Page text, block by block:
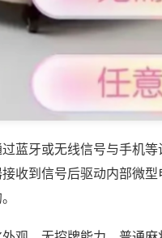
蓝牙或无线信号与手机
收到信号后驱动内部微